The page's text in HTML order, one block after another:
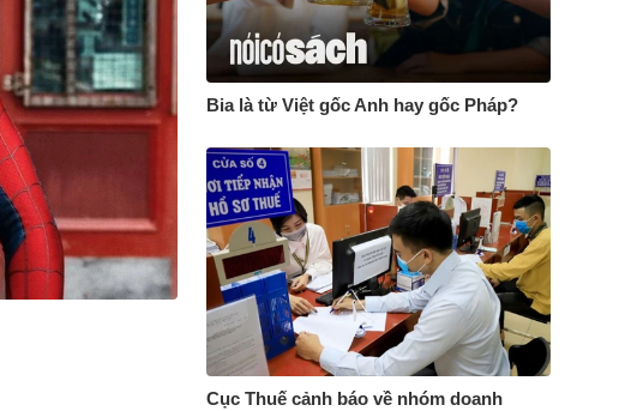
Bia là từ Việt gốc Anh hay gốc Pháp?
Cục Thuế cảnh báo về nhóm doanh